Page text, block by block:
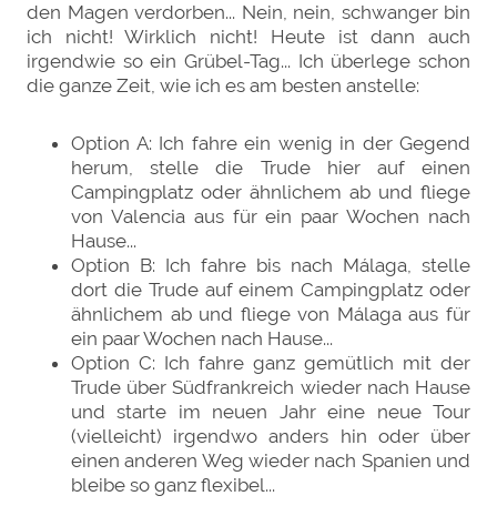
den Magen verdorben... Nein, nein, schwanger bin
ich nicht! Wirklich nicht! Heute ist dann auch
irgendwie so ein Grübel-Tag... Ich überlege schon
die ganze Zeit, wie ich es am besten anstelle:
Option A: Ich fahre ein wenig in der Gegend
herum, stelle die Trude hier auf einen
Campingplatz oder ähnlichem ab und fliege
von Valencia aus für ein paar Wochen nach
Hause...
Option B: Ich fahre bis nach Málaga, stelle
dort die Trude auf einem Campingplatz oder
ähnlichem ab und fliege von Málaga aus für
ein paar Wochen nach Hause...
Option C: Ich fahre ganz gemütlich mit der
Trude über Südfrankreich wieder nach Hause
und starte im neuen Jahr eine neue Tour
(vielleicht) irgendwo anders hin oder über
einen anderen Weg wieder nach Spanien und
bleibe so ganz flexibel...